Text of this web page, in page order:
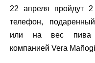
22 апреля пройдут
телефон,
или на вес пива
компанией Vera